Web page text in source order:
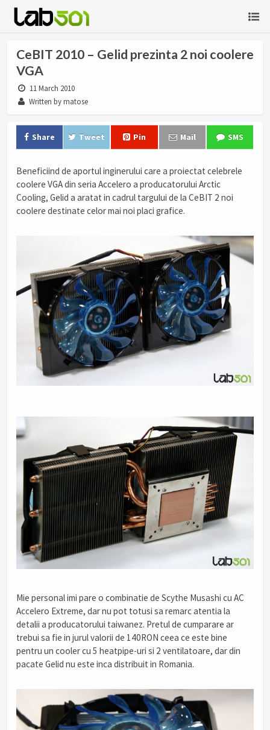
CeBIT 2010 – Gelid prezinta 2 noi coolere
VGA
11 March 2010
Written by matose
Share Tweet Pin Mail SMS
Beneficiind de aportul inginerului care a proiectat celebrele
coolere VGA din seria Accelero a producatorului Arctic
Cooling, Gelid a aratat in cadrul targului de la CeBIT 2 noi
coolere destinate celor mai noi placi grafice.
Mie personal imi pare o combinatie de Scythe Musashi cu AC
Accelero Extreme, dar nu pot totusi sa remarc atentia la
detalii a producatorului taiwanez. Pretul de cumparare ar
trebui sa fie in jurul valorii de 140RON ceea ce este bine
pentru un cooler cu 5 heatpipe-uri si 2 ventilatoare, dar din
pacate Gelid nu este inca distribuit in Romania.